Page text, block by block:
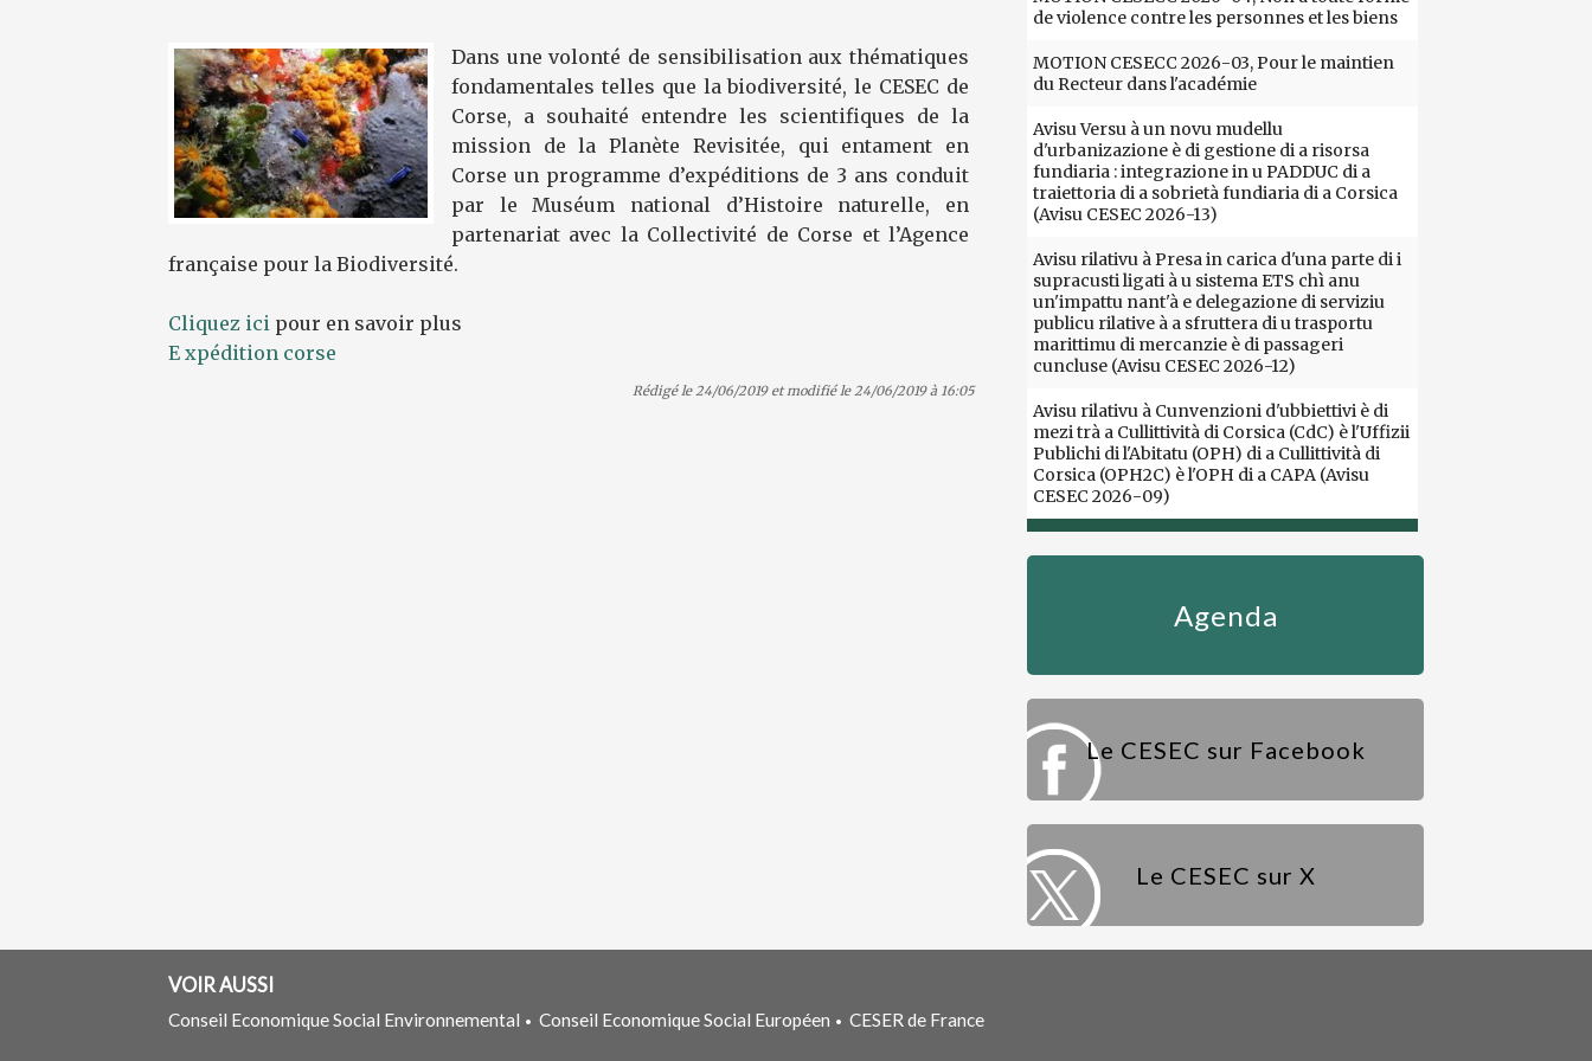
Dans une volonté de sensibilisation aux thématiques
fondamentales telles que la biodiversité, le CESEC de
Corse, a souhaité entendre les scientifiques de la
mission de la Planète Revisitée, qui entament en
Corse un programme d’expéditions de 3 ans conduit
par le Muséum national d’Histoire naturelle, en
partenariat avec la Collectivité de Corse et l’Agence
française pour la Biodiversité.
Cliquez ici pour en savoir plus
E xpédition corse
Rédigé le 24/06/2019 et modifié le 24/06/2019 à 16:05
de violence contre les personnes et les biens
MOTION CESECC 2026-03, Pour le maintien
du Recteur dans l'académie
Avisu Versu à un novu mudellu
d'urbanizazione è di gestione di a risorsa
fundiaria : integrazione in u PADDUC di a
traiettoria di a sobrietà fundiaria di a Corsica
(Avisu CESEC 2026-13)
Avisu rilativu à Presa in carica d'una parte di i
supracusti ligati à u sistema ETS chì anu
un'impattu nant'à e delegazione di serviziu
publicu rilative à a sfruttera di u trasportu
marittimu di mercanzie è di passageri
cuncluse (Avisu CESEC 2026-12)
Avisu rilativu à Cunvenzioni d'ubbiettivi è di
mezi trà a Cullittività di Corsica (CdC) è l'Uffizii
Publichi di l'Abitatu (OPH) di a Cullittività di
Corsica (OPH2C) è l'OPH di a CAPA (Avisu
CESEC 2026-09)
Agenda
Le CESEC sur Facebook
Le CESEC sur X
VOIR AUSSI
Conseil Economique Social Environnemental • Conseil Economique Social Européen • CESER de France